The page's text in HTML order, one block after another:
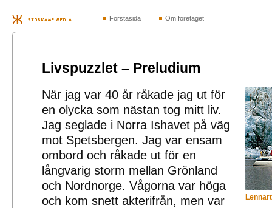
Förstasida Om företaget
Livspuzzlet – Preludium
När jag var 40 år råkade jag ut för
en olycka som nästan tog mitt liv.
Jag seglade i Norra Ishavet på väg
mot Spetsbergen. Jag var ensam
ombord och råkade ut för en
långvarig storm mellan Grönland
och Nordnorge. Vågorna var höga
och kom snett akterifrån, men var